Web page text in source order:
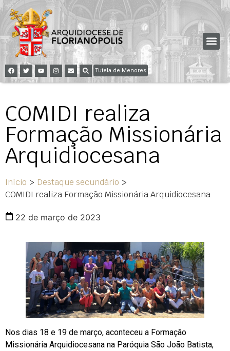
Tutela de Menores
COMIDI realiza
Formação Missionária
Arquidiocesana
Início > Destaque secundário >
COMIDI realiza Formação Missionária Arquidiocesana
22 de março de 2023
Nos dias 18 e 19 de março, aconteceu a Formação
Missionária Arquidiocesana na Paróquia São João Batista,